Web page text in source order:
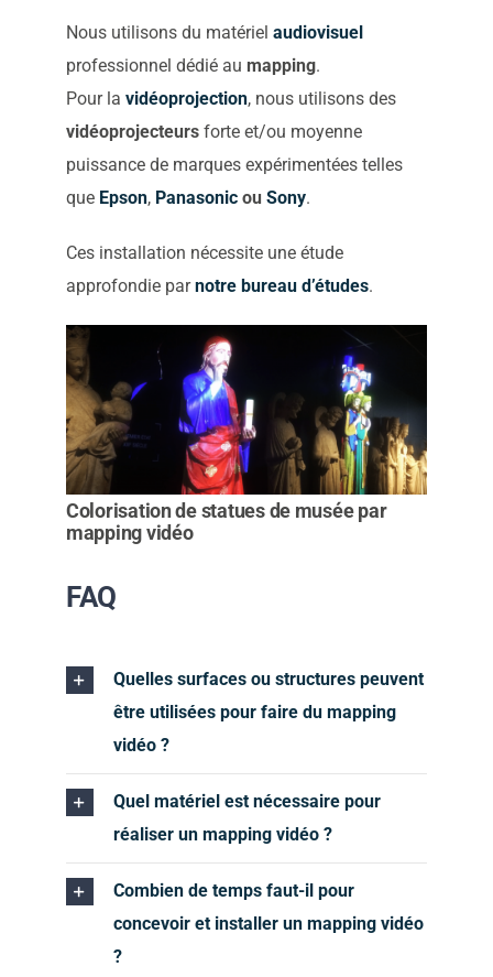
Nous utilisons du matériel audiovisuel
professionnel dédié au mapping.
Pour la vidéoprojection, nous utilisons des
vidéoprojecteursforte et/ou moyenne
puissance de marques expérimentées telles
que Epson, Panasonicou Sony.
Ces installation nécessite une étude
approfondie parnotre bureau d’études.
Colorisation de statues de musée par
mapping vidéo
FAQ
Quelles surfaces ou structures peuvent
être utilisées pour faire du mapping
vidéo ?
Quel matériel est nécessaire pour
réaliser un mapping vidéo ?
Combien de temps faut-il pour
concevoir et installer un mapping vidéo
?